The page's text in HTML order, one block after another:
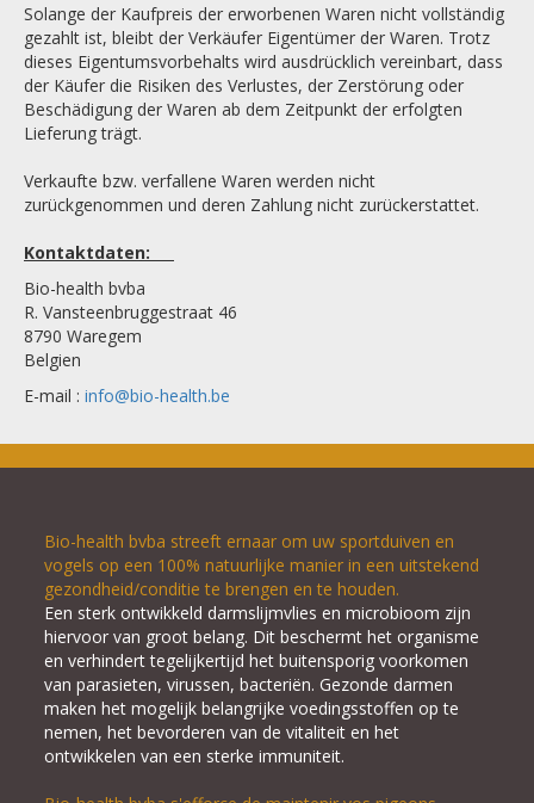
Solange der Kaufpreis der erworbenen Waren nicht vollständig
gezahlt ist, bleibt der Verkäufer Eigentümer der Waren. Trotz
dieses Eigentumsvorbehalts wird ausdrücklich vereinbart, dass
der Käufer die Risiken des Verlustes, der Zerstörung oder
Beschädigung der Waren ab dem Zeitpunkt der erfolgten
Lieferung trägt.
Verkaufte bzw. verfallene Waren werden nicht
zurückgenommen und deren Zahlung nicht zurückerstattet.
Kontaktdaten:
Bio-health bvba
R. Vansteenbruggestraat 46
8790 Waregem
Belgien
E-mail : info@bio-health.be
Bio-health bvba streeft ernaar om uw sportduiven en
vogels op een 100% natuurlijke manier in een uitstekend
gezondheid/conditie te brengen en te houden.
Een sterk ontwikkeld darmslijmvlies en microbioom zijn
hiervoor van groot belang. Dit beschermt het organisme
en verhindert tegelijkertijd het buitensporig voorkomen
van parasieten, virussen, bacteriën. Gezonde darmen
maken het mogelijk belangrijke voedingsstoffen op te
nemen, het bevorderen van de vitaliteit en het
ontwikkelen van een sterke immuniteit.